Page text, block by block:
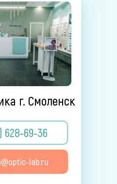
628-69-36
lab.ru
г. Смоленск